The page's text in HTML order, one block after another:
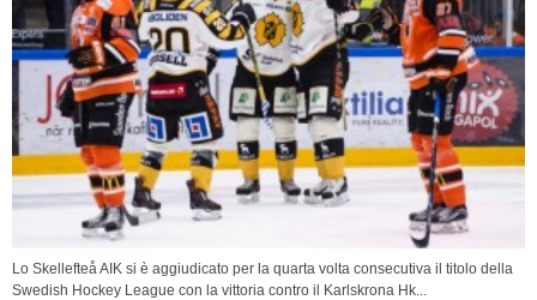
Lo Skellefteå AIK si è aggiudicato per la quarta volta consecutiva il titolo della
Swedish Hockey League con la vittoria contro il Karlskrona Hk...